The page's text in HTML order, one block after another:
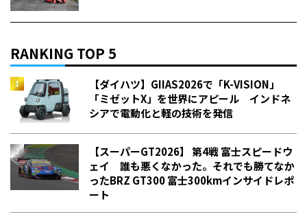
RANKING TOP 5
【ダイハツ】GIIAS2026で「K-VISION」
「ミゼットX」を世界にアピール インドネ
シアで電動化と軽の技術を発信
【スーパーGT2026】 第4戦 富士スピードウ
ェイ 誰も悪くなかった。それでも勝てなか
った――BRZ GT300 富士300kmインサイドレポ
ート